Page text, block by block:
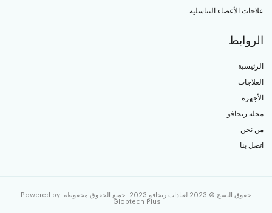
الأعضاء التناسلية
ريجافو
نحن
بنا
حقوق النسخ © 2023 لعيادات ريجافو 2023. جميع الحقوق محفوظة. Powered by
Globtech Plus
.